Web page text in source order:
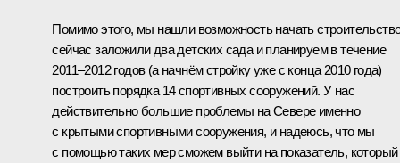
Помимо этого, мы нашли возможность начать
сейчас заложили два детских сада и планируем в течение
2011–2012 годов (а начнём стройку уже с конца 2010 года)
построить порядка 14 спортивных сооружений. У нас
действительно большие проблемы на Севере именно
с крытыми спортивными сооружения, и надеюсь, что мы
с помощью таких мер сможем выйти на показатель, который